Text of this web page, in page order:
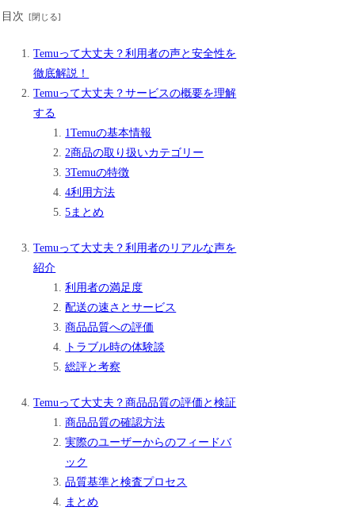
目次
Temuって大丈夫？利用者の声と安全性を
徹底解説！
Temuって大丈夫？サービスの概要を理解
する
1Temuの基本情報
2商品の取り扱いカテゴリー
3Temuの特徴
4利用方法
5まとめ
Temuって大丈夫？利用者のリアルな声を
紹介
利用者の満足度
配送の速さとサービス
商品品質への評価
トラブル時の体験談
総評と考察
Temuって大丈夫？商品品質の評価と検証
商品品質の確認方法
実際のユーザーからのフィードバ
ック
品質基準と検査プロセス
まとめ